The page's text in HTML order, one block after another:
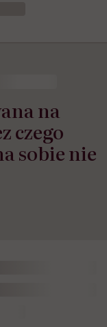
na
czego
sobie nie